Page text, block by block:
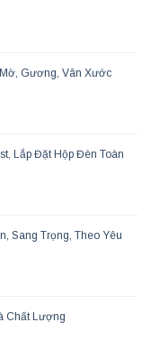
Gương, Vân Xước
Lắp Đặt Hộp Đèn Toàn
Sang Trọng, Theo Yêu
Chất Lượng